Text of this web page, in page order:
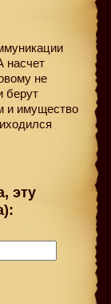
насчет
не
берут
и имущество
эту